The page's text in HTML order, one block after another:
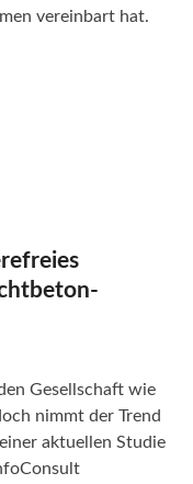
vereinbart hat.
Gesellschaft wie
nimmt der Trend
aktuellen Studie